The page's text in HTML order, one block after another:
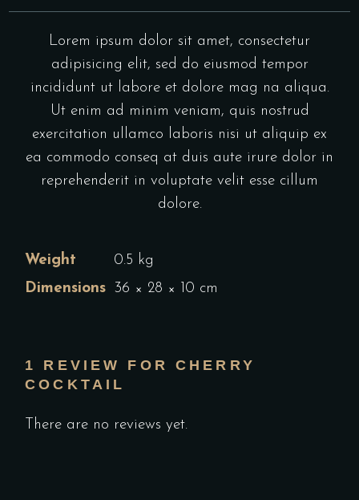
Lorem ipsum dolor sit amet, consectetur
adipisicing elit, sed do eiusmod tempor
incididunt ut labore et dolore mag na aliqua.
Ut enim ad minim veniam, quis nostrud
exercitation ullamco laboris nisi ut aliquip ex
ea commodo conseq at duis aute irure dolor in
reprehenderit in voluptate velit esse cillum
dolore.
Weight
0.5 kg
Dimensions 36 × 28 × 10 cm
1 REVIEW FORCHERRY
COCKTAIL
There are no reviews yet.